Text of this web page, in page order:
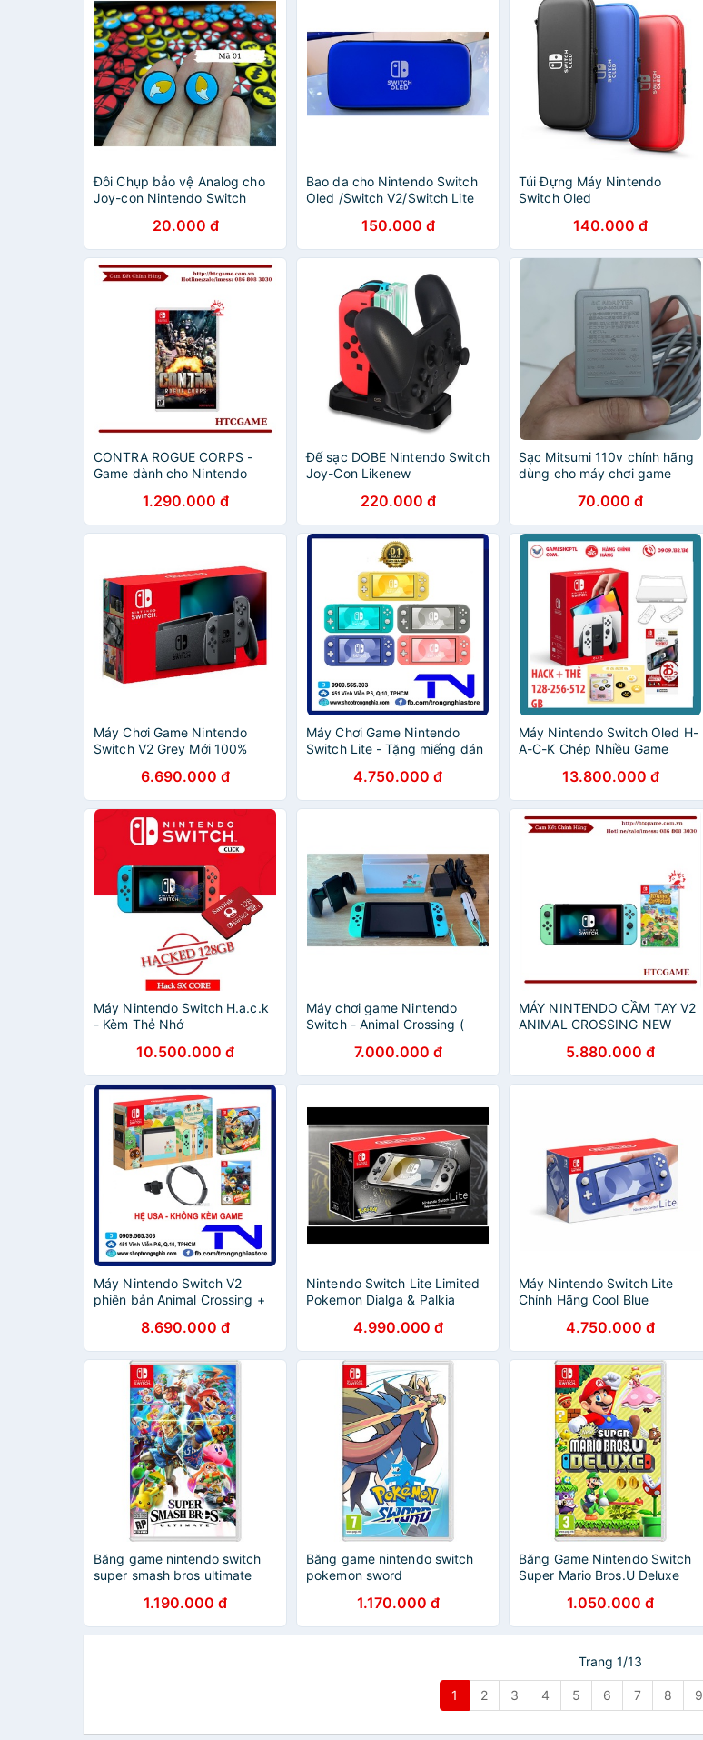
Đôi Chụp bảo vệ Analog cho
Joy-con Nintendo Switch
20.000 đ
Bao da cho Nintendo Switch
Oled /Switch V2/Switch Lite
150.000 đ
Túi Đựng Máy Nintendo
Switch Oled
140.000 đ
CONTRA ROGUE CORPS -
Game dành cho Nintendo
1.290.000 đ
Đế sạc DOBE Nintendo Switch
Joy-Con Likenew
220.000 đ
Sạc Mitsumi 110v chính hãng
dùng cho máy chơi game
70.000 đ
Máy Chơi Game Nintendo
Switch V2 Grey Mới 100%
6.690.000 đ
Máy Chơi Game Nintendo
Switch Lite - Tặng miếng dán
hành 12 tháng4.750.000 đ
Máy Nintendo Switch Oled H-
A-C-K Chép Nhiều Game
13.800.000 đ
Máy Nintendo Switch H.a.c.k
- Kèm Thẻ Nhớ
10.500.000 đ
Máy chơi game Nintendo
Switch - Animal Crossing (
7.000.000 đ
MÁY NINTENDO CẦM TAY V2
ANIMAL CROSSING NEW
100% KHÔNG KÈM DOCK VÀ
GRIP
5.880.000 đ
Máy Nintendo Switch V2
phiên bản Animal Crossing +
Bọc Analog - Bảo hành 12
tháng
8.690.000 đ
Nintendo Switch Lite Limited
Pokemon Dialga & Palkia
4.990.000 đ
Máy Nintendo Switch Lite
Chính Hãng Cool Blue
4.750.000 đ
Băng game nintendo switch
super smash bros ultimate
1.190.000 đ
Băng game nintendo switch
pokemon sword
1.170.000 đ
Băng Game Nintendo Switch
Super Mario Bros.U Deluxe
1.050.000 đ
Trang 1/13
1 2 3 4 5 6 7 8 9